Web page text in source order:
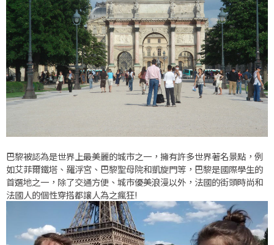
巴黎被認為是世界上最美麗的城市之一，擁有許多世界著名景點，例
如艾菲爾鐵塔、羅浮宮、巴黎聖母院和凱旋門等，巴黎是國際學生的
首選地之一，除了交通方便、城市優美浪漫以外，法國的街頭時尚和
法國人的個性穿搭都讓人為之瘋狂!